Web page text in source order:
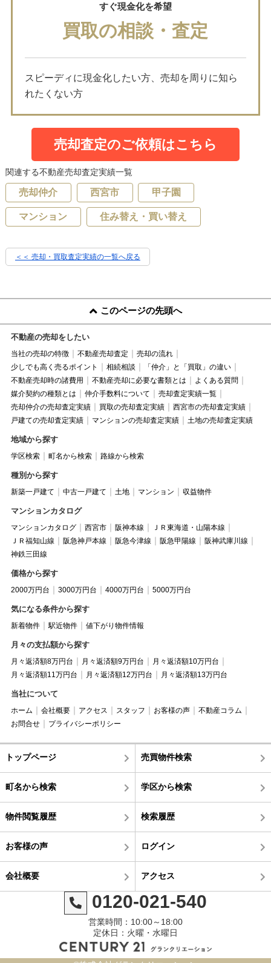
すぐ現金化を希望
買取の相談・査定
スピーディに現金化したい方、売却を周りに知ら
れたくない方
売却査定のご依頼はこちら
関連する不動産売却査定実績一覧
売却仲介 西宮市 甲子園
マンション 住み替え・買い替え
＜＜ 売却・買取査定実績の一覧へ戻る
このページの先頭へ
不動産の売却をしたい
当社の売却の特徴 不動産売却査定
売却の流れ
少しでも高く売るポイント
相続相談
「仲介」と「買取」の違い
不動産売却時の諸費用
不動産売却に必要な書類とは
よくある質問
媒介契約の種類とは
仲介手数料について
売却査定実績一覧
売却仲介の売却査定実績
買取の売却査定実績
西宮市の売却査定実績
戸建ての売却査定実績
マンションの売却査定実績 土地の売却査定実績
地域から探す
学区検索 町名から検索 路線から検索
種別から探す
新築一戸建て 中古一戸建て 土地 マンション 収益物件
マンションカタログ
マンションカタログ 西宮市 阪神本線
ＪＲ東海道・山陽本線
ＪＲ福知山線
阪急神戸本線 阪急今津線 阪急甲陽線
阪神武庫川線
神鉄三田線
価格から探す
2000万円台 3000万円台 4000万円台 5000万円台
気になる条件から探す
新着物件 駅近物件 値下がり物件情報
月々の支払額から探す
月々返済額8万円台 月々返済額9万円台
月々返済額10万円台
月々返済額11万円台
月々返済額12万円台 月々返済額13万円台
当社について
ホーム 会社概要 アクセス スタッフ お客様の声
不動産コラム
お問合せ
プライバシーポリシー
トップページ 売買物件検索
町名から検索 学区から検索
物件閲覧履歴 検索履歴
お客様の声 ログイン
会社概要 アクセス
0120-021-540
営業時間：10:00～18:00
定休日：火曜・水曜日